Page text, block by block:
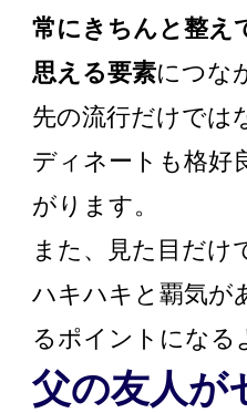
常にきちんと整え
思える要素につな
先の流行だけでは
ディネートも格好
がります。
また、見た目だけ
ハキハキと覇気が
るポイントになる
父の友人が